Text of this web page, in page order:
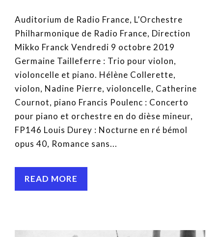
Auditorium de Radio France, L’Orchestre
Philharmonique de Radio France, Direction
Mikko Franck Vendredi 9 octobre 2019
Germaine Tailleferre : Trio pour violon,
violoncelle et piano. Hélène Collerette,
violon, Nadine Pierre, violoncelle, Catherine
Cournot, piano Francis Poulenc : Concerto
pour piano et orchestre en do dièse mineur,
FP146 Louis Durey : Nocturne en ré bémol
opus 40, Romance sans...
READ MORE